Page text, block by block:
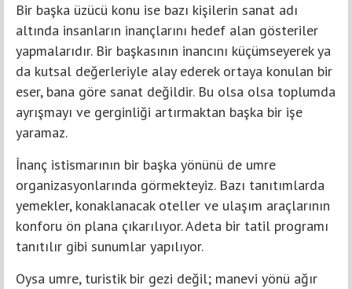
Bir başka üzücü konu ise bazı kişilerin sanat adı
altında insanların inançlarını hedef alan gösteriler
yapmalarıdır. Bir başkasının inancını küçümseyerek ya
da kutsal değerleriyle alay ederek ortaya konulan bir
eser, bana göre sanat değildir. Bu olsa olsa toplumda
ayrışmayı ve gerginliği artırmaktan başka bir işe
yaramaz.
İnanç istismarının bir başka yönünü de umre
organizasyonlarında görmekteyiz. Bazı tanıtımlarda
yemekler, konaklanacak oteller ve ulaşım araçlarının
konforu ön plana çıkarılıyor. Adeta bir tatil programı
tanıtılır gibi sunumlar yapılıyor.
Oysa umre, turistik bir gezi değil; manevi yönü ağır